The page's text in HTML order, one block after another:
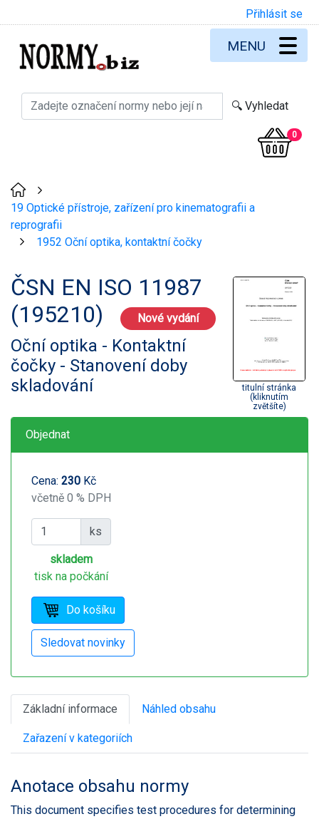
Přihlásit se
0
MENU
19 Optické přístroje, zařízení pro kinematografii a
reprografii
1952 Oční optika, kontaktní čočky
ČSN EN ISO 11987
(195210)
Nové vydání
Oční optika - Kontaktní
čočky - Stanovení doby
skladování
titulní stránka
(kliknutím
zvětšíte)
Objednat
Cena: 230 Kč
včetně 0 % DPH
ks
skladem
tisk na počkání
Základní informace Náhled obsahu
Zařazení v kategoriích
Anotace obsahu normy
This document specifies test procedures for determining